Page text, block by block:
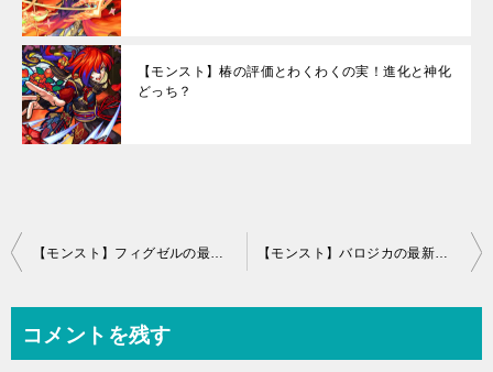
【モンスト】椿の評価とわくわくの実！進化と神化
どっち？
投
ビ
【モンスト】フィグゼルの最新評価と適正クエスト！運極は作るべき？(ふぃぐぜる) 【モンスト】バロジカの最新評価！進化と神化どっち？(ばろじか)
コメントを残す